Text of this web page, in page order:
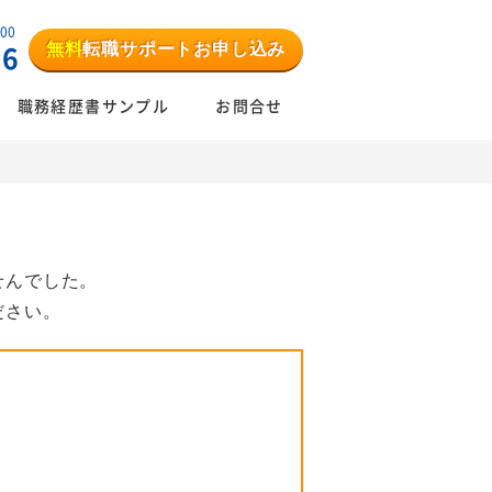
無料転職サポートお申し込み
職務経歴書サンプル お問合せ
でした。
い。